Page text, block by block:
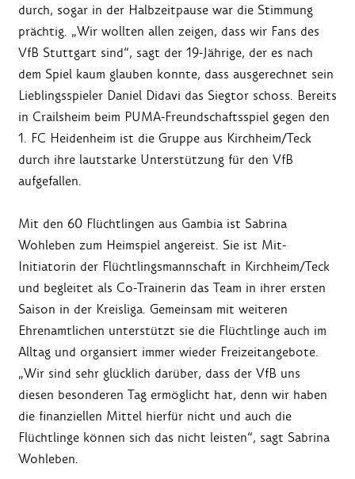
durch, sogar in der Halbzeitpause war die Stimmung
prächtig. „Wir wollten allen zeigen, dass wir Fans des
VfB Stuttgart sind“, sagt der 19-Jährige, der es nach
dem Spiel kaum glauben konnte, dass ausgerechnet sein
Lieblingsspieler Daniel Didavi das Siegtor schoss. Bereits
in Crailsheim beim PUMA-Freundschaftsspiel gegen den
1. FC Heidenheim ist die Gruppe aus Kirchheim/Teck
durch ihre lautstarke Unterstützung für den VfB
aufgefallen.
Mit den 60 Flüchtlingen aus Gambia ist Sabrina
Wohleben zum Heimspiel angereist. Sie ist Mit-
Initiatorin der Flüchtlingsmannschaft in Kirchheim/Teck
und begleitet als Co-Trainerin das Team in ihrer ersten
Saison in der Kreisliga. Gemeinsam mit weiteren
Ehrenamtlichen unterstützt sie die Flüchtlinge auch im
Alltag und organsiert immer wieder Freizeitangebote.
„Wir sind sehr glücklich darüber, dass der VfB uns
diesen besonderen Tag ermöglicht hat, denn wir haben
die finanziellen Mittel hierfür nicht und auch die
Flüchtlinge können sich das nicht leisten“, sagt Sabrina
Wohleben.